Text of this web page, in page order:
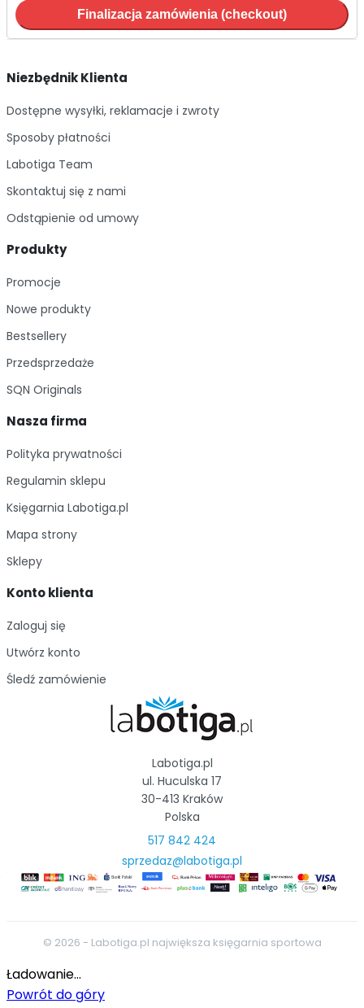
Finalizacja zamówienia (checkout)
Niezbędnik Klienta
Dostępne wysyłki, reklamacje i zwroty
Sposoby płatności
Labotiga Team
Skontaktuj się z nami
Odstąpienie od umowy
Produkty
Promocje
Nowe produkty
Bestsellery
Przedsprzedaże
SQN Originals
Nasza firma
Polityka prywatności
Regulamin sklepu
Księgarnia Labotiga.pl
Mapa strony
Sklepy
Konto klienta
Zaloguj się
Utwórz konto
Śledź zamówienie
Labotiga.pl
ul. Huculska 17
30-413 Kraków
Polska
517 842 424
sprzedaz@labotiga.pl
© 2026 - Labotiga.pl największa księgarnia sportowa
Ładowanie...
Powrót do góry